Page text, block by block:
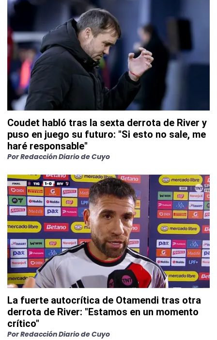
Coudet habló tras la sexta derrota de River y
puso en juego su futuro: "Si esto no sale, me
haré responsable"
PorRedacción Diario de Cuyo
La fuerte autocrítica de Otamendi tras otra
derrota de River: "Estamos en un momento
crítico"
PorRedacción Diario de Cuyo